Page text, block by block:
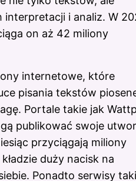
i analiz. W
on aż 42 miliony
internetowe, które
pisania tekstów
Portale takie jak
publikować swoje
przyciągają miliony
duży nacisk na
Ponadto serwisy